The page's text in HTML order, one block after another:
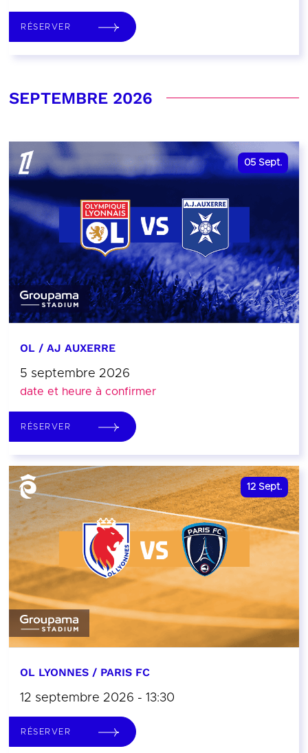
RÉSERVER
SEPTEMBRE 2026
05 Sept.
OL / AJ AUXERRE
5 septembre 2026
date et heure à confirmer
RÉSERVER
12 Sept.
OL LYONNES / PARIS FC
12 septembre 2026 - 13:30
RÉSERVER